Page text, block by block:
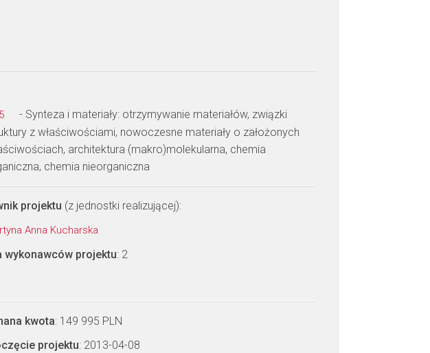
- Synteza i materiały: otrzymywanie materiałów, związki
z właściwościami, nowoczesne materiały o założonych
architektura (makro)molekularna, chemia
chemia nieorganiczna
projektu (z jednostki realizującej):
Anna Kucharska
wykonawców projektu: 2
kwota: 149 995 PLN
projektu: 2013-04-08